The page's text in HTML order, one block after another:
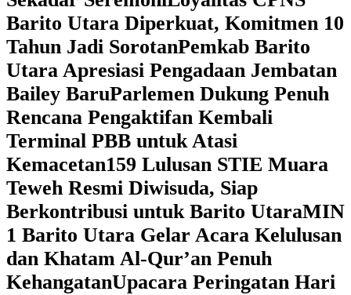
Barito Utara Diperkuat, Komitmen 10
Tahun Jadi SorotanPemkab Barito
Utara Apresiasi Pengadaan Jembatan
Bailey BaruParlemen Dukung Penuh
Rencana Pengaktifan Kembali
Terminal PBB untuk Atasi
Kemacetan159 Lulusan STIE Muara
Teweh Resmi Diwisuda, Siap
Berkontribusi untuk Barito UtaraMIN
1 Barito Utara Gelar Acara Kelulusan
dan Khatam Al-Qur’an Penuh
KehangatanUpacara Peringatan Hari